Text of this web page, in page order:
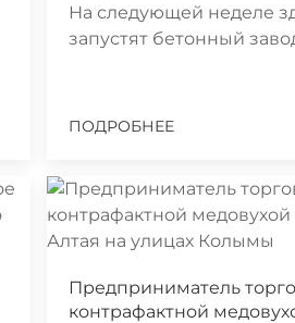
На следующей неделе
запустят бетонный
ПОДРОБНЕЕ
Предприниматель
контрафактной